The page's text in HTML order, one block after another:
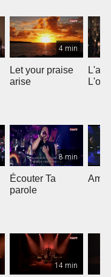
4 min
Let your praise
arise
8 min
Écouter Ta
parole
Ami
14 min